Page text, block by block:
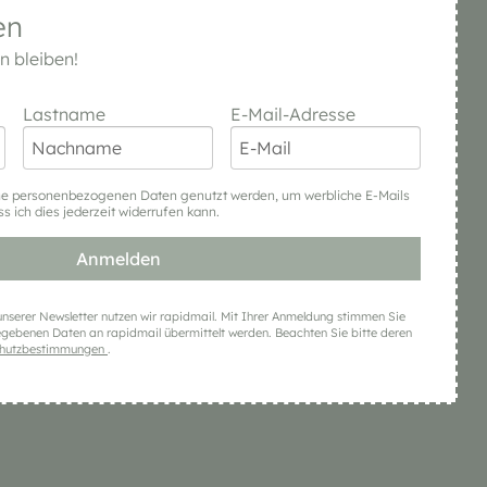
bleiben!
Lastname E-Mail-Adresse
personenbezogenen Daten genutzt werden, um werbliche E-Mails
ich dies jederzeit widerrufen kann.
Anmelden
Newsletter nutzen wir rapidmail. Mit Ihrer Anmeldung stimmen Sie
Daten an rapidmail übermittelt werden. Beachten Sie bitte deren